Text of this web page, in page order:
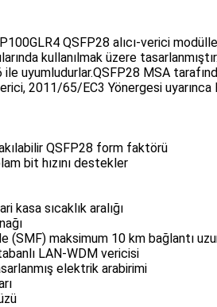
QSFP28 alıcı-verici
kullanılmak üzere
uyumludurlar.QSFP28 MSA
2011/65/EC3 Yönergesi uyarınca
QSFP28 form faktörü
bit hızını destekler
kasa sıcaklık aralığı
(SMF) maksimum 10 km bağlantı
LAN-WDM vericisi
elektrik arabirimi